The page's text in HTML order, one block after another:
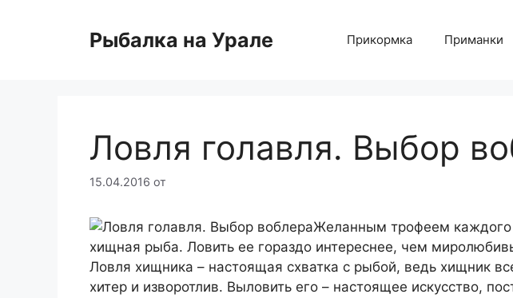
содержимомуРыбалка на Урале Прикормка Приманки
Ловля голавля. Выбор
15.04.2016 от
Желанным трофеем каждого
хищная рыба. Ловить ее гораздо интереснее, чем
Ловля хищника – настоящая схватка с рыбой, ведь хищник
хитер и изворотлив. Выловить его – настоящее искусство,